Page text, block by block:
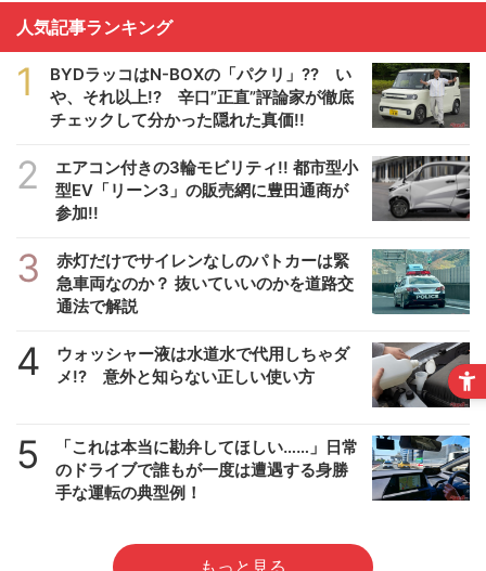
人気記事ランキング
1
BYDラッコはN-BOXの「パクリ」?? い
や、それ以上!? 辛口”正直”評論家が徹底
チェックして分かった隠れた真価!!
2
エアコン付きの3輪モビリティ!! 都市型小
型EV「リーン3」の販売網に豊田通商が
参加!!
3
赤灯だけでサイレンなしのパトカーは緊
急車両なのか？ 抜いていいのかを道路交
通法で解説
4
ウォッシャー液は水道水で代用しちゃダ
メ!? 意外と知らない正しい使い方
5
「これは本当に勘弁してほしい……」日常
のドライブで誰もが一度は遭遇する身勝
手な運転の典型例！